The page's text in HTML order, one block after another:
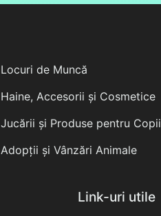
Locuri de Muncă
Haine, Accesorii și Cosmetice
Jucării și Produse pentru Copii
Adopții și Vânzări Animale
Link-uri utile